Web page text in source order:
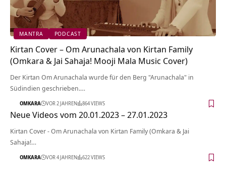
MANTRA PODCAST
Kirtan Cover – Om Arunachala von Kirtan Family
(Omkara & Jai Sahaja! Mooji Mala Music Cover)
Der Kirtan Om Arunachala wurde für den Berg "Arunachala" in
Südindien geschrieben.…
OMKARA VOR 2 JAHREN 864 VIEWS
Neue Videos vom 20.01.2023 – 27.01.2023
Kirtan Cover - Om Arunachala von Kirtan Family (Omkara & Jai
Sahaja!…
OMKARA VOR 4 JAHREN 622 VIEWS